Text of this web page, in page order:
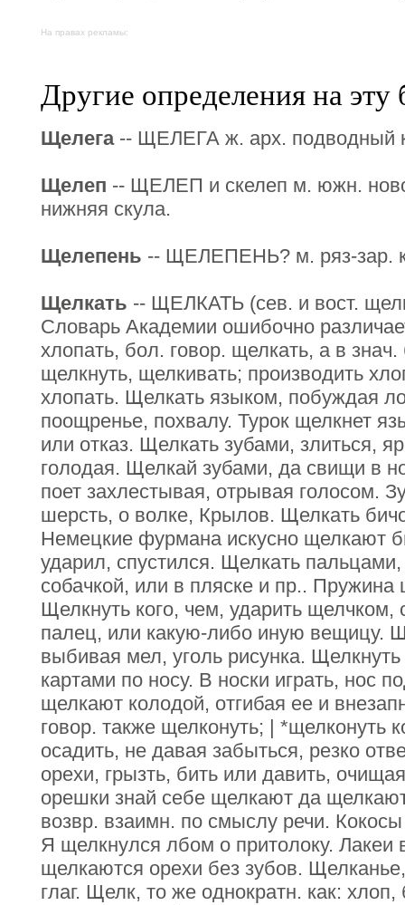
На правах рекламы:
Другие определения на эту
Щелега-- ЩЕЛЕГА ж. арх. подводный
Щелеп -- ЩЕЛЕП и скелеп м. южн.
нижняя скула.
Щелепень -- ЩЕЛЕПЕНЬ? м. ряз-зар.
Щелкать -- ЩЕЛКАТЬ (сев. и вост.
Словарь Академии ошибочно
хлопать, бол. говор. щелкать, а в
щелкнуть, щелкивать; производить
хлопать. Щелкать языком, побуждая
поощренье, похвалу. Турок щелкнет
или отказ. Щелкать зубами, злиться,
голодая. Щелкай зубами, да свищи в
поет захлестывая, отрывая голосом.
шерсть, о волке, Крылов. Щелкать
Немецкие фурмана искусно щелкают
ударил, спустился. Щелкать
собачкой, или в пляске и пр..
Щелкнуть кого, чем, ударить щелчком,
палец, или какую-либо иную вещицу.
выбивая мел, уголь рисунка.
картами по носу. В носки играть, нос
щелкают колодой, отгибая ее и
говор. также щелконуть; | *щелконуть
осадить, не давая забыться, резко
орехи, грызть, бить или давить,
орешки знай себе щелкают да
возвр. взаимн. по смыслу речи.
Я щелкнулся лбом о притолоку. Лакеи
щелкаются орехи без зубов.
глаг. Щелк, то же однократн. как: